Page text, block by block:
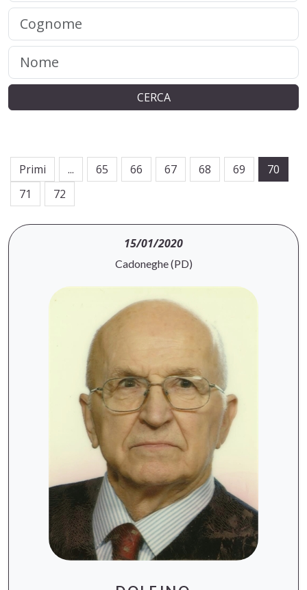
CERCA
Primi ... 65 66 67 68 69
70
71
72
15/01/2020
Cadoneghe (PD)